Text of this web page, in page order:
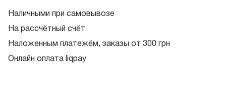
Наличными при самовывозе
На рассчётный счёт
Наложенным платежём, заказы от 300 грн
Онлайн оплата liqpay